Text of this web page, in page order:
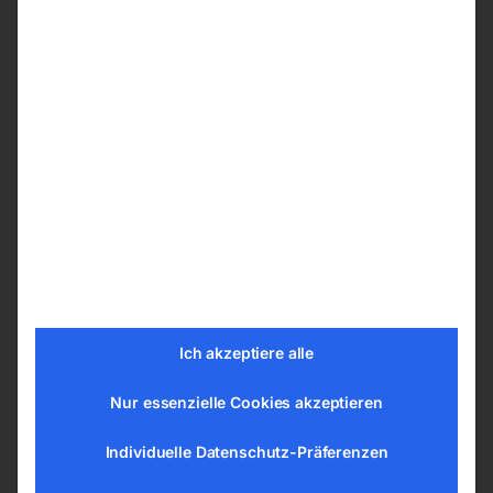
Grundrahmen montierbar, sichere Fixierung
Ich akzeptiere alle
Nur essenzielle Cookies akzeptieren
Individuelle Datenschutz-Präferenzen